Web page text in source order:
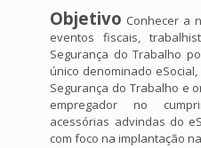
Objetivo Conhecer a
eventos fiscais,
Segurança do Trabalho
único denominado
Segurança do Trabalho e
empregador no
acessórias advindas do
com foco na implantação